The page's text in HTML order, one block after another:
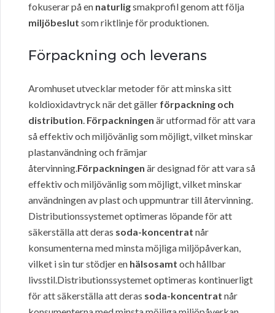
fokuserar på en naturligsmakprofil genom att följa
miljöbeslut som riktlinje för produktionen.
Förpackning och leverans
Aromhuset utvecklar metoder för att minska sitt
koldioxidavtryck när det gäller förpackning och
distribution. Förpackningen är utformad för att vara
så effektiv och miljövänlig som möjligt, vilket minskar
plastanvändning och främjar
återvinning.Förpackningen är designad för att vara så
effektiv och miljövänlig som möjligt, vilket minskar
användningen av plast och uppmuntrar till återvinning.
Distributionssystemet optimeras löpande för att
säkerställa att deras soda-koncentrat når
konsumenterna med minsta möjliga miljöpåverkan,
vilket i sin tur stödjer en hälsosamt och hållbar
livsstil.Distributionssystemet optimeras kontinuerligt
för att säkerställa att deras soda-koncentrat når